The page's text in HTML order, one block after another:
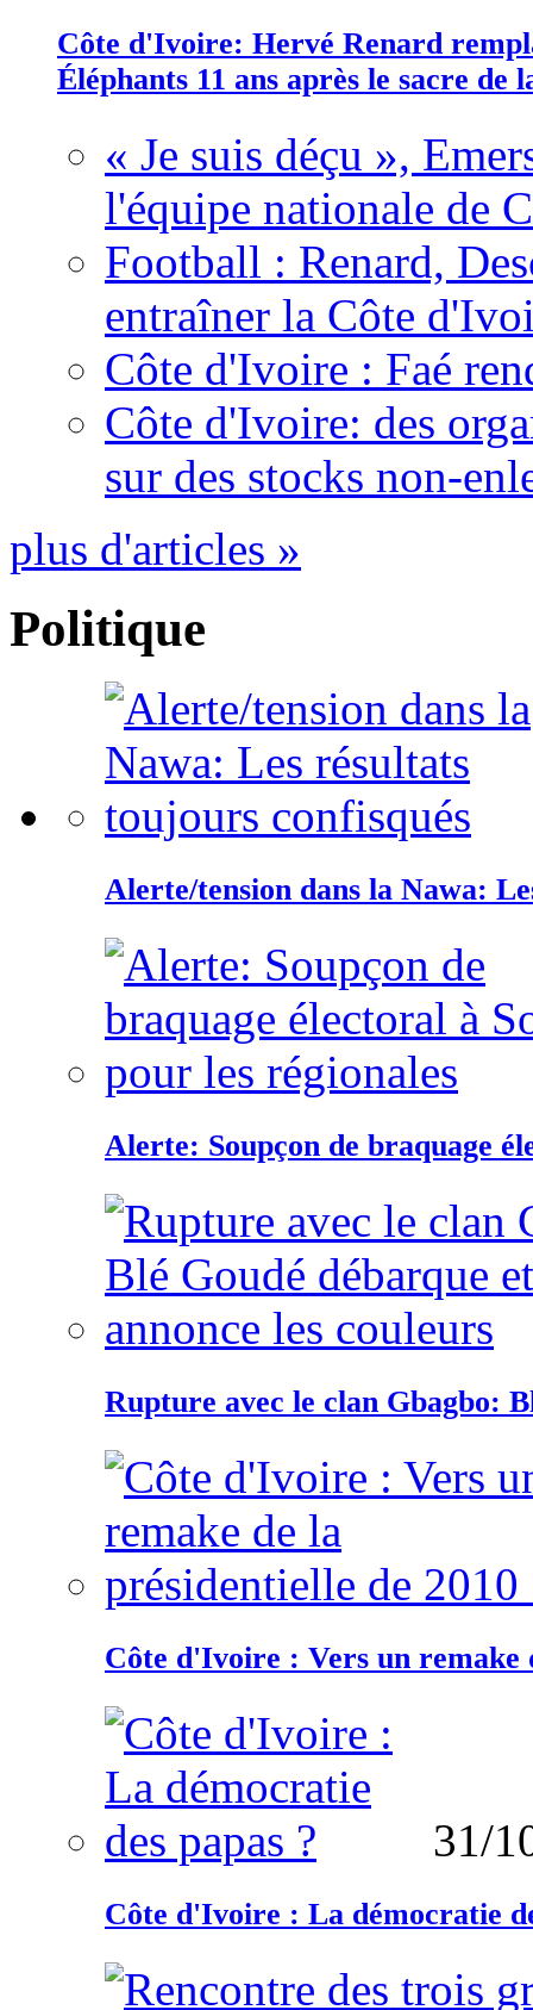
Côte d'Ivoire: Hervé Renard
Éléphants 11 ans après le sacre de
« Je suis déçu »,
l'équipe nationale de
Football : Renard,
entraîner la Côte
Côte d'Ivoire : Faé
Côte d'Ivoire: des
sur des stocks non-
plus d'articles »
Politique
Alerte/tension dans la Nawa:
Alerte: Soupçon de braquage
Rupture avec le clan Gbagbo:
Côte d'Ivoire : Vers un remake
31/
Côte d'Ivoire : La démocratie